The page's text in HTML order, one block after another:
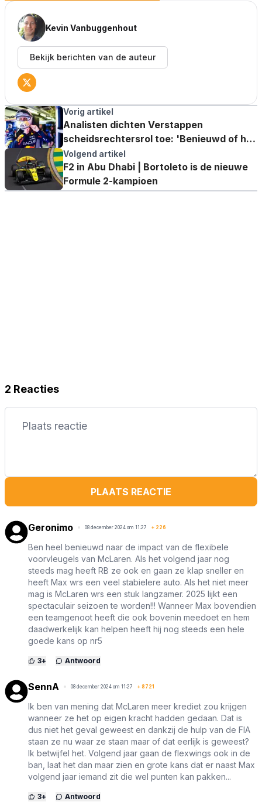
Kevin Vanbuggenhout
Bekijk berichten van de auteur
Vorig artikel
Analisten dichten Verstappen
scheidsrechtersrol toe: 'Benieuwd of hij
uit problemen blijft'
Volgend artikel
F2 in Abu Dhabi | Bortoleto is de nieuwe
Formule 2-kampioen
2 Reacties
PLAATS REACTIE
Geronimo 08 december 2024 om 11:27 + 226
Ben heel benieuwd naar de impact van de flexibele
voorvleugels van McLaren. Als het volgend jaar nog
steeds mag heeft RB ze ook en gaan ze klap sneller en
heeft Max wrs een veel stabielere auto. Als het niet meer
mag is McLaren wrs een stuk langzamer. 2025 lijkt een
spectaculair seizoen te worden!!! Wanneer Max bovendien
een teamgenoot heeft die ook bovenin meedoet en hem
daadwerkelijk kan helpen heeft hij nog steeds een hele
goede kans op nr5
3+ Antwoord
SennA 08 december 2024 om 11:27 + 8721
Ik ben van mening dat McLaren meer krediet zou krijgen
wanneer ze het op eigen kracht hadden gedaan. Dat is
dus niet het geval geweest en dankzij de hulp van de FIA
staan ze nu waar ze staan maar of dat eerlijk is geweest?
Ik betwijfel het. Volgend jaar gaan de flexwings ook in de
ban, laat het dan maar zien en grote kans dat er naast Max
volgend jaar iemand zit die wel punten kan pakken...
3+ Antwoord